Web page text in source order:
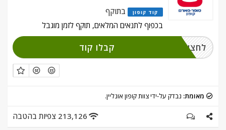
קוד קופון
בתוקף
בכפוף לתנאים המלאים, תוקף לזמן מוגבל
לחצו על מימוש קבלו קוד
מאומת: נבדק על-ידי צוות קופון אונליין.
213,126 צפיות בהטבה